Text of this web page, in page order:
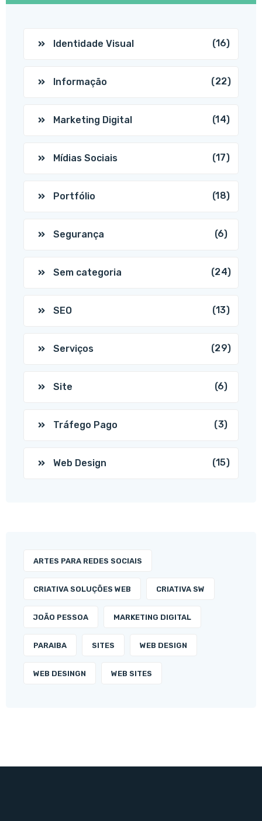
Identidade Visual (16)
Informação (22)
Marketing Digital (14)
Mídias Sociais (17)
Portfólio (18)
Segurança (6)
Sem categoria (24)
SEO (13)
Serviços (29)
Site (6)
Tráfego Pago (3)
Web Design (15)
ARTES PARA REDES SOCIAIS
CRIATIVA SOLUÇÕES WEB CRIATIVA SW
JOÃO PESSOA MARKETING DIGITAL
PARAIBA SITES WEB DESIGN
WEB DESINGN WEB SITES